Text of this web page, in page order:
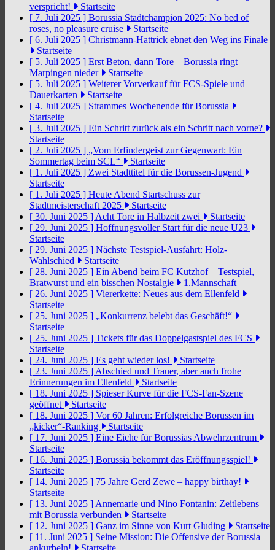
verspricht!
Startseite
[ 7. Juli 2025 ] Borussia Stadtchampion 2025: No bed of
roses, no pleasure cruise
Startseite
[ 6. Juli 2025 ] Christmann-Hattrick ebnet den Weg ins Finale
Startseite
[ 5. Juli 2025 ] Erst Beton, dann Tore – Borussia ringt
Marpingen nieder
Startseite
[ 5. Juli 2025 ] Weiterer Vorverkauf für FCS-Spiele und
Dauerkarten
Startseite
[ 4. Juli 2025 ] Strammes Wochenende für Borussia
Startseite
[ 3. Juli 2025 ] Ein Schritt zurück als ein Schritt nach vorne?
Startseite
[ 2. Juli 2025 ] „Vom Erfindergeist zur Gegenwart: Ein
Sommertag beim SCL“
Startseite
[ 1. Juli 2025 ] Zwei Stadttitel für die Borussen-Jugend
Startseite
[ 1. Juli 2025 ] Heute Abend Startschuss zur
Stadtmeisterschaft 2025
Startseite
[ 30. Juni 2025 ] Acht Tore in Halbzeit zwei
Startseite
[ 29. Juni 2025 ] Hoffnungsvoller Start für die neue U23
Startseite
[ 29. Juni 2025 ] Nächste Testspiel-Ausfahrt: Holz-
Wahlschied
Startseite
[ 28. Juni 2025 ] Ein Abend beim FC Kutzhof – Testspiel,
Bratwurst und ein bisschen Nostalgie
1.Mannschaft
[ 26. Juni 2025 ] Viererkette: Neues aus dem Ellenfeld
Startseite
[ 25. Juni 2025 ] „Konkurrenz belebt das Geschäft!“
Startseite
[ 25. Juni 2025 ] Tickets für das Doppelgastspiel des FCS
Startseite
[ 24. Juni 2025 ] Es geht wieder los!
Startseite
[ 23. Juni 2025 ] Abschied und Trauer, aber auch frohe
Erinnerungen im Ellenfeld
Startseite
[ 18. Juni 2025 ] Spieser Kurve für die FCS-Fan-Szene
geöffnet
Startseite
[ 18. Juni 2025 ] Vor 60 Jahren: Erfolgreiche Borussen im
„kicker“-Ranking
Startseite
[ 17. Juni 2025 ] Eine Eiche für Borussias Abwehrzentrum
Startseite
[ 16. Juni 2025 ] Borussia bekommt das Eröffnungsspiel!
Startseite
[ 14. Juni 2025 ] 75 Jahre Gerd Zewe – happy birthay!
Startseite
[ 13. Juni 2025 ] Annemarie und Nino Fontanin: Zeitlebens
mit Borussia verbunden
Startseite
[ 12. Juni 2025 ] Ganz im Sinne von Kurt Gluding
Startseite
[ 11. Juni 2025 ] Seine Mission: Die Offensive der Borussia
ankurbeln!
Startseite